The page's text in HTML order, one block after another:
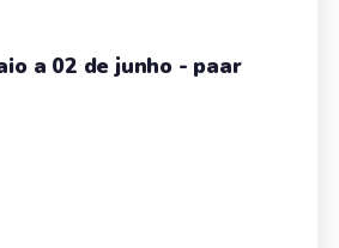
a 02 de junho - paar